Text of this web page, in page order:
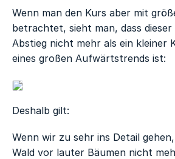
Wenn man den Kurs aber mit
betrachtet, sieht man, dass dieser
Abstieg nicht mehr als ein kleiner
eines großen Aufwärtstrends ist:
Deshalb gilt:
Wenn wir zu sehr ins Detail
Wald vor lauter Bäumen nicht